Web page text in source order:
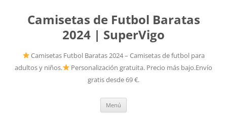
Camisetas de Futbol Baratas
2024 | SuperVigo
Camisetas Futbol Baratas 2024 – Camisetas de futbol para
adultos y niños.
Personalización gratuita. Precio más bajo.Envío
gratis desde 69 €.
Menú